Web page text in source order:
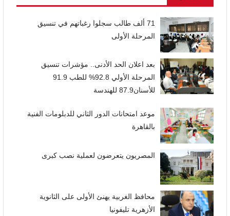
71 ألف طالب سجلوا رغباتهم في تنسيق
المرحلة الأولى
بعد اعلان الحد الأدنى.. مؤشرات تنسيق
المرحلة الأولي 92.8% للطب 91.9
للأسنان87.9 للهندسة
موعد امتحانات الدور الثاني للدبلومات الفنية
بالقاهرة
المصريون يتعرضون لعملية نصب كبرى
محافظ الغربية يهنئ الأولى على الثانوية
الأزهرية تليفونيا